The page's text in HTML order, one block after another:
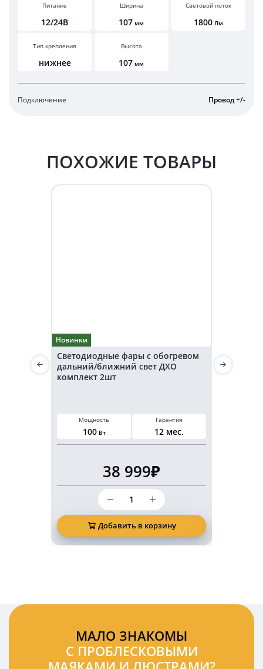
Питание
12/24В
Ширина
107 мм
Световой поток
1800 Лм
Тип крепления
нижнее
Высота
107 мм
Подключение Провод +/-
ПОХОЖИЕ ТОВАРЫ
Новинки
Светодиодные фары с обогревом
дальний/ближний свет ДХО
комплект 2шт
Мощность
100 Вт
Гарантия
12 мес.
38 999₽
Количество
товара
Светодиодные
фары
с
обогревом
Добавить в корзину
дальнего
МАЛО ЗНАКОМЫ
С ПРОБЛЕСКОВЫМИ